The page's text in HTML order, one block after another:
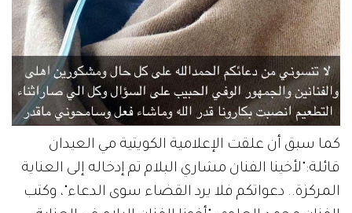
كما سبق أن علقت الإعلامية الكويتية مي العيدان
قائلة:"لأخينا الفنان مشاري البلام تم إدخاله إلى العناية
المركزة.. دعواتكم فلا يرد القضاء سوى الدعاء"، وكتب